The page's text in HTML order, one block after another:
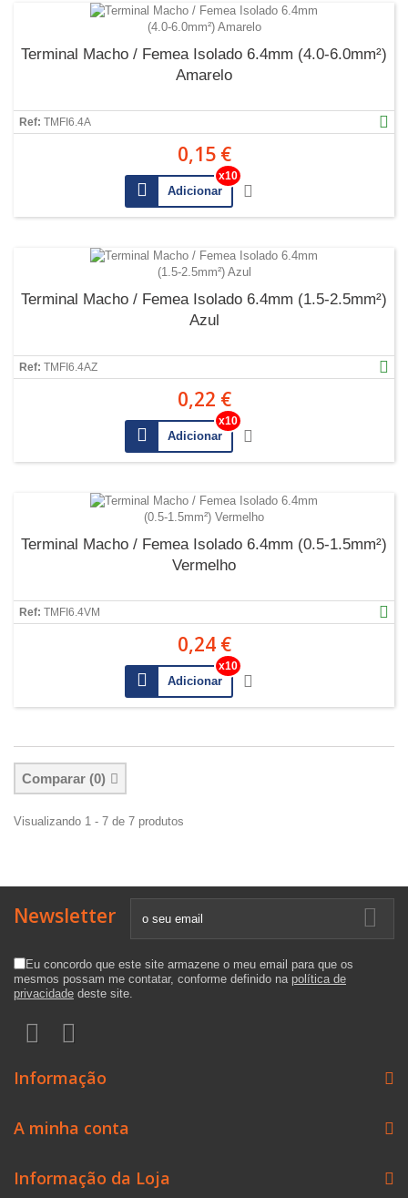
Terminal Macho / Femea Isolado 6.4mm (4.0-6.0mm²)
Amarelo
Ref: TMFI6.4A
0,15 €
Adicionar
Terminal Macho / Femea Isolado 6.4mm (1.5-2.5mm²)
Azul
Ref: TMFI6.4AZ
0,22 €
Adicionar
Terminal Macho / Femea Isolado 6.4mm (0.5-1.5mm²)
Vermelho
Ref: TMFI6.4VM
0,24 €
Adicionar
Comparar (0)
Visualizando 1 - 7 de 7 produtos
Newsletter
Eu concordo que este site armazene o meu email para que os
mesmos possam me contatar, conforme definido na política de
privacidade deste site.
Informação
A minha conta
Informação da Loja